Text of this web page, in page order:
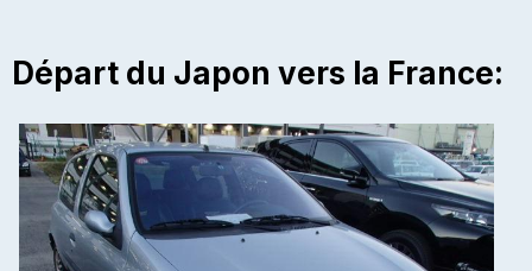
Départ du Japon vers la France: